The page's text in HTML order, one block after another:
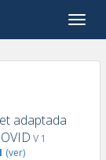
Toggle
adaptada
V 1
(ver)